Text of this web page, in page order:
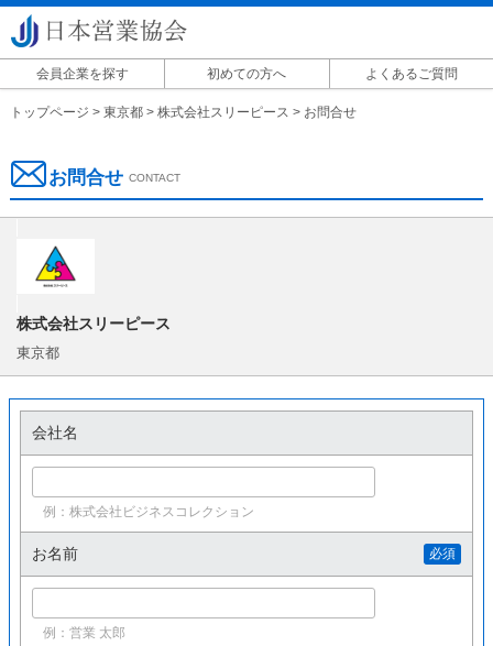
会員企業を探す 初めての方へ
よくあるご質問
掲載に関して
トップページ > 東京都> 株式会社スリーピース > お問合せ
お問合せ CONTACT
株式会社スリーピース
東京都
会社名
例：株式会社ビジネスコレクション
お名前 必須
例：営業 太郎